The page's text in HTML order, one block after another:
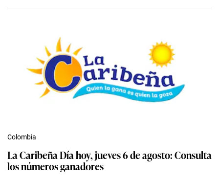
Colombia
La Caribeña Día hoy, jueves 6 de agosto: Consulta
los números ganadores